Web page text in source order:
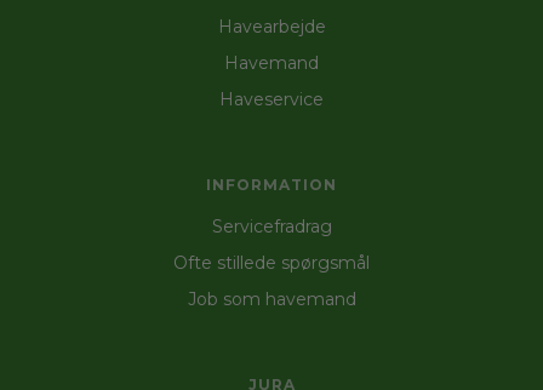
Havearbejde
Havemand
Haveservice
INFORMATION
Servicefradrag
Ofte stillede spørgsmål
Job som havemand
JURA